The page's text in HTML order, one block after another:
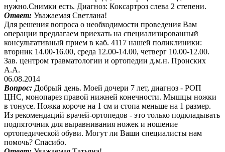
нужно.Снимки есть. Диагноз: Коксартроз слева 2 степени.
Ответ: Уважаемая Светлана!
Для решения вопроса о необходимости проведения Вам
операции предлагаем приехать на специализированный
консультативный прием в каб. 4117 нашей поликлиники:
вторник 14.00-16.00, среда 12.00-14.00, четверг 10.00-12.00.
Зав. центром травматологии и ортопедии д.м.н. Пронских
А.А.
06.08.2014
Вопрос: Добрый день. Моей дочери 7 лет, диагноз - РОП
ЦНС, монопарез правой нижней конечности. Мышцы ножки
в тонусе. Ножка короче на 1 см и стопа меньше на 1 размер.
Из рекомендаций врачей-ортопедов - это только подкладывать
подпяточник для выравнивания ножек и ношение
ортопедической обуви. Могут ли Ваши специалисты нам
помочь? Спасибо.